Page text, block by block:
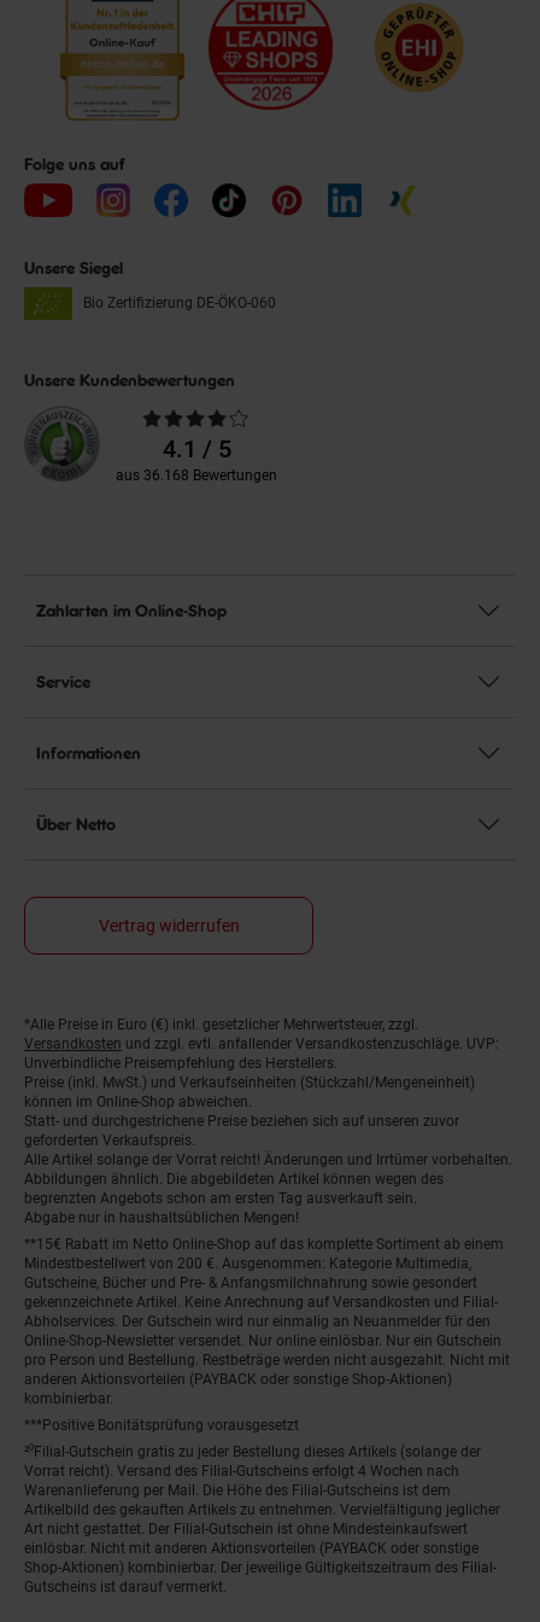
Folge uns auf
Unsere Siegel
Bio Zertifizierung DE-ÖKO-060
Unsere Kundenbewertungen
Durchschnittliche
Bewertungen4.1 / 5
aus 36.168 Bewertungen
Zahlarten im Online-Shop
Service
Informationen
Über Netto
Vertrag widerrufen
Fußnoten
*Alle Preise in Euro (€) inkl. gesetzlicher Mehrwertsteuer, zzgl.
Versandkosten und zzgl. evtl. anfallender Versandkostenzuschläge. UVP:
Unverbindliche Preisempfehlung des Herstellers.
Preise (inkl. MwSt.) und Verkaufseinheiten (Stückzahl/Mengeneinheit)
können im Online-Shop abweichen.
Statt- und durchgestrichene Preise beziehen sich auf unseren zuvor
geforderten Verkaufspreis.
Alle Artikel solange der Vorrat reicht! Änderungen und Irrtümer vorbehalten.
Abbildungen ähnlich. Die abgebildeten Artikel können wegen des
begrenzten Angebots schon am ersten Tag ausverkauft sein.
Abgabe nur in haushaltsüblichen Mengen!
**15€ Rabatt im Netto Online-Shop auf das komplette Sortiment ab einem
Mindestbestellwert von 200 €. Ausgenommen: Kategorie Multimedia,
Gutscheine, Bücher und Pre- & Anfangsmilchnahrung sowie gesondert
gekennzeichnete Artikel. Keine Anrechnung auf Versandkosten und Filial-
Abholservices. Der Gutschein wird nur einmalig an Neuanmelder für den
Online-Shop-Newsletter versendet. Nur online einlösbar. Nur ein Gutschein
pro Person und Bestellung. Restbeträge werden nicht ausgezahlt. Nicht mit
anderen Aktionsvorteilen (PAYBACK oder sonstige Shop-Aktionen)
kombinierbar.
***Positive Bonitätsprüfung vorausgesetzt
²⁰Filial-Gutschein gratis zu jeder Bestellung dieses Artikels (solange der
Vorrat reicht). Versand des Filial-Gutscheins erfolgt 4 Wochen nach
Warenanlieferung per Mail. Die Höhe des Filial-Gutscheins ist dem
Artikelbild des gekauften Artikels zu entnehmen. Vervielfältigung jeglicher
Art nicht gestattet. Der Filial-Gutschein ist ohne Mindesteinkaufswert
einlösbar. Nicht mit anderen Aktionsvorteilen (PAYBACK oder sonstige
Shop-Aktionen) kombinierbar. Der jeweilige Gültigkeitszeitraum des Filial-
Gutscheins ist darauf vermerkt.